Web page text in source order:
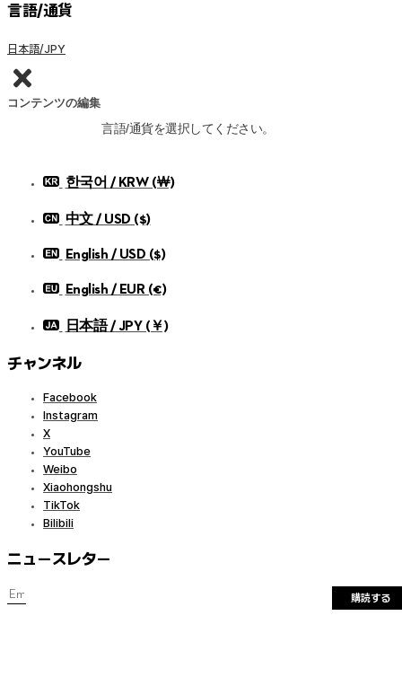
言語/通貨
日本語/JPY
コンテンツの編集
言語/通貨を選択してください。
한국어 / KRW (￦)
中文 / USD ($)
English / USD ($)
English / EUR (€)
日本語 / JPY (￥)
チャンネル
Facebook
Instagram
X
YouTube
Weibo
Xiaohongshu
TikTok
Bilibili
ニュースレター
購読する